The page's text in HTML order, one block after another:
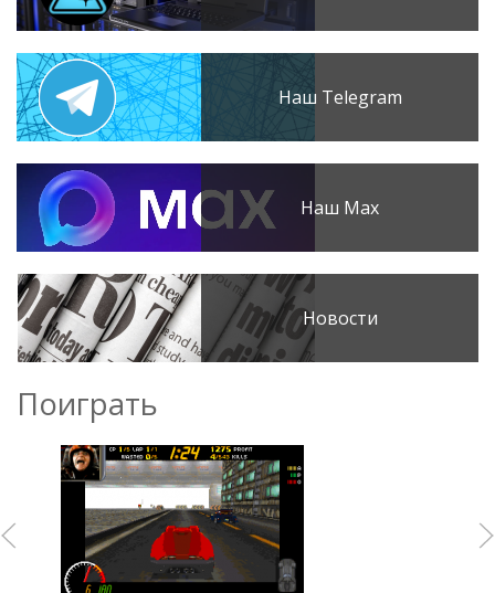
Наш Telegram
Наш Max
Новости
Поиграть